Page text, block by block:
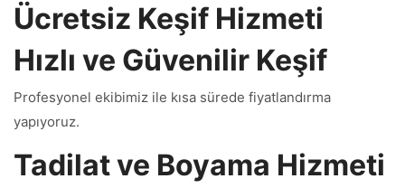
Ücretsiz Keşif Hizmeti
Hızlı ve Güvenilir Keşif
Profesyonel ekibimiz ile kısa sürede fiyatlandırma
yapıyoruz.
Tadilat ve Boyama Hizmeti